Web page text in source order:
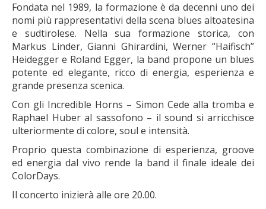
Fondata nel 1989, la formazione è da decenni uno dei
nomi più rappresentativi della scena blues altoatesina
e sudtirolese. Nella sua formazione storica, con
Markus Linder, Gianni Ghirardini, Werner “Haifisch”
Heidegger e Roland Egger, la band propone un blues
potente ed elegante, ricco di energia, esperienza e
grande presenza scenica.
Con gli Incredible Horns – Simon Cede alla tromba e
Raphael Huber al sassofono – il sound si arricchisce
ulteriormente di colore, soul e intensità.
Proprio questa combinazione di esperienza, groove
ed energia dal vivo rende la band il finale ideale dei
ColorDays.
Il concerto inizierà alle ore 20.00.